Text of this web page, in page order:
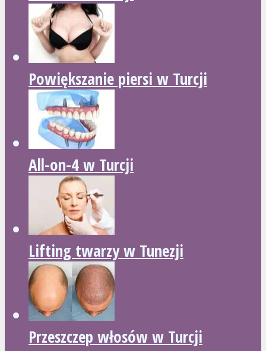
Powiększanie piersi w Turcji
All-on-4 w Turcji
Lifting twarzy w Tunezji
Przeszczep włosów w Turcji